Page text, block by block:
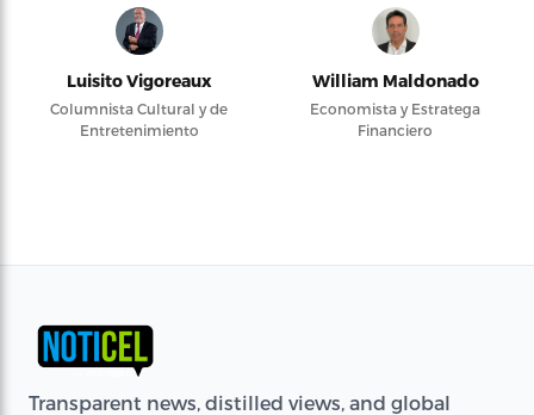
Luisito Vigoreaux
Columnista Cultural y de
Entretenimiento
William Maldonado
Economista y Estratega
Financiero
Transparent news, distilled views, and global